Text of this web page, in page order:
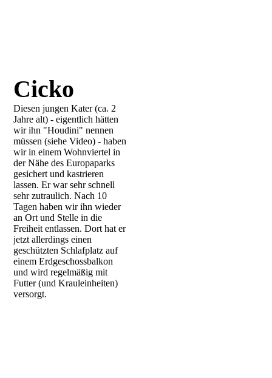
Cicko
Diesen jungen Kater (ca. 2
Jahre alt) - eigentlich hätten
wir ihn "Houdini" nennen
müssen (siehe Video) - haben
wir in einem Wohnviertel in
der Nähe des Europaparks
gesichert und kastrieren
lassen. Er war sehr schnell
sehr zutraulich. Nach 10
Tagen haben wir ihn wieder
an Ort und Stelle in die
Freiheit entlassen. Dort hat er
jetzt allerdings einen
geschützten Schlafplatz auf
einem Erdgeschossbalkon
und wird regelmäßig mit
Futter (und Krauleinheiten)
versorgt.